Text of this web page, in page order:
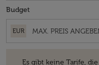
Budget
EUR
Es gibt keine Tarife,